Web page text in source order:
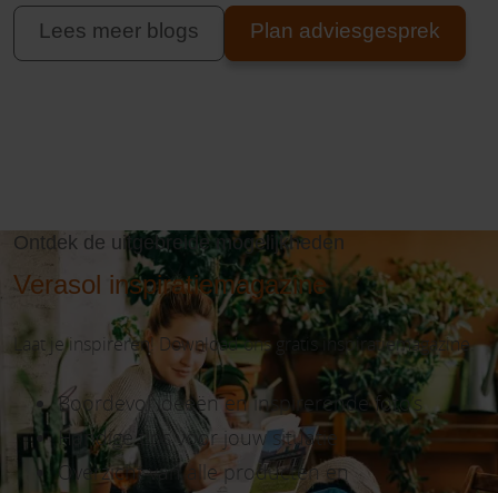
Lees meer blogs Plan adviesgesprek
Ontdek de uitgebreide mogelijkheden
Verasol inspiratiemagazine
Laat je inspireren! Download ons gratis inspiratiemagazine.
Boordevol ideeën en inspirerende foto’s
Handige tips voor jouw situatie
Overzicht van alle producten en